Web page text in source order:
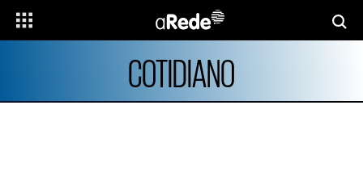
COTIDIANO